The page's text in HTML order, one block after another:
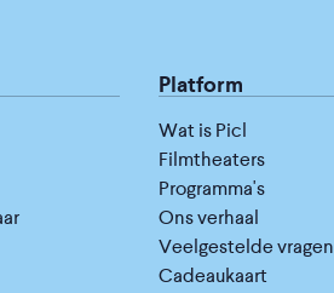
Platform
Wat is Picl
Filmtheaters
Programma's
Ons verhaal
Veelgestelde vragen
Cadeaukaart